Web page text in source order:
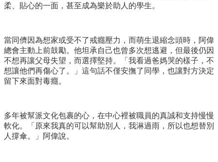
柔、貼心的一面，甚至成為樂於助人的學生。
當同儕因為想家或受不了戒癮壓力，而萌生退縮念頭時，阿偉
總會主動上前鼓勵。他坦承自己也曾多次想逃避，但最後仍因
不想再讓父母失望，而選擇堅持。「我看過爸媽哭的樣子，不
想讓他們再傷心了。」這句話不僅安撫了同學，也讓對方決定
留下來面對毒癮。
多年被幫派文化包裹的心，在中心裡被職員的真誠和支持慢慢
軟化。「原來我真的可以幫助別人，我淋過雨，所以也想替別
人撐傘。」阿偉說。